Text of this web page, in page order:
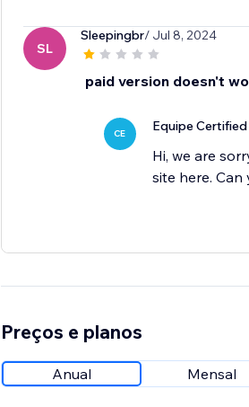
SL
Sleepingbr/ Jul 8, 2024
paid version doesn't
CE Equipe
Hi, we are
site here.
Preços e planos
Anual Mensal